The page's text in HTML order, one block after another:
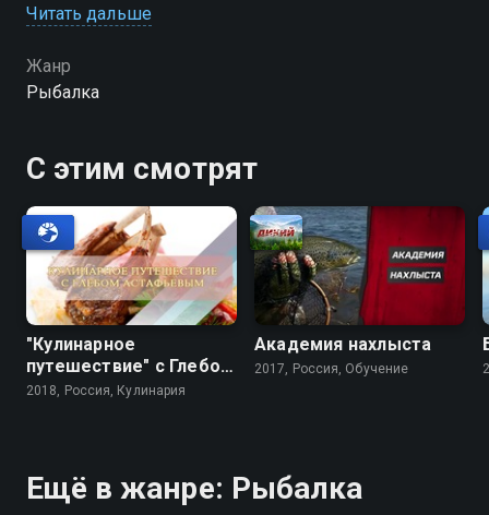
современного спиннинга!
Посмотреть онлайн 2 сезон сериала Современный
спиннинг вы можете совершенно бесплатно в
Читать дальше
Жанр
Рыбалка
С этим смотрят
"Кулинарное
путешествие" с Глебом
Астафьевым
2018, Россия, Кулинария
Академия нахлыста
2017, Россия, Обучение
Ещё в жанре: Рыбалка